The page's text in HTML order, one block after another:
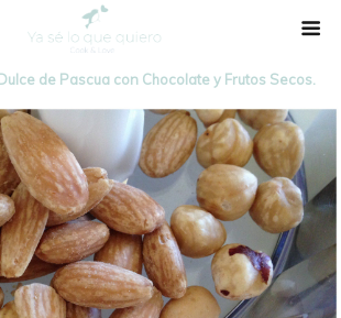
de Pascua con Chocolate y Frutos Secos.